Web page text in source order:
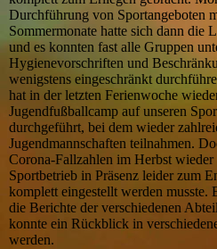
Durchführung von Sportangeboten
Sommermonate hatte sich dann die
und es konnten fast alle Gruppen
Hygienevorschriften und
wenigstens eingeschränkt
hat in der letzten Ferienwoche
Jugendfußballcamp auf unseren
durchgeführt, bei dem wieder
Jugendmannschaften teilnahmen.
Corona-Fallzahlen im Herbst wieder
Sportbetrieb in Präsenz leider zum
komplett eingestellt werden musste.
die Berichte der verschiedenen
konnte ein Rückblick in
werden.